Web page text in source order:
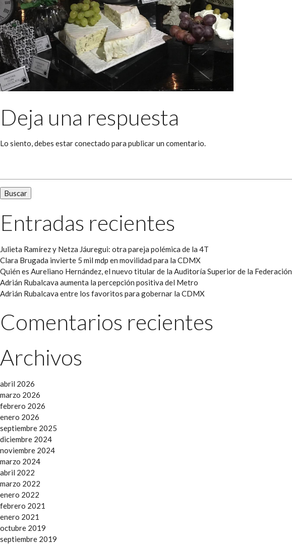
Deja una respuesta
Lo siento, debes estarconectado para publicar un comentario.
Entradas recientes
Julieta Ramírez y Netza Jáuregui: otra pareja polémica de la 4T
Clara Brugada invierte 5 mil mdp en movilidad para la CDMX
Quién es Aureliano Hernández, el nuevo titular de la Auditoría Superior de la Federación
Adrián Rubalcava aumenta la percepción positiva del Metro
Adrián Rubalcava entre los favoritos para gobernar la CDMX
Comentarios recientes
Archivos
abril 2026
marzo 2026
febrero 2026
enero 2026
septiembre 2025
diciembre 2024
noviembre 2024
marzo 2024
abril 2022
marzo 2022
enero 2022
febrero 2021
enero 2021
octubre 2019
septiembre 2019